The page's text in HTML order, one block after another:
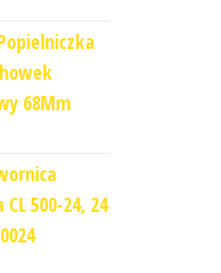
68Mm
500-24, 24